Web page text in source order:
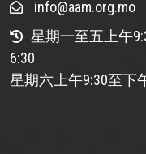
info@aam.org.mo
星期一至五上午
6:30
星期六上午9:30至下